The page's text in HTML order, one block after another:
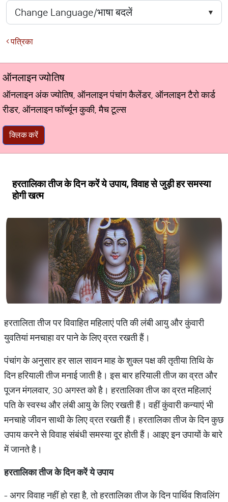
पत्रिका
ऑनलाइन ज्योतिष
ऑनलाइन अंक ज्योतिष, ऑनलाइन पंचांग कैलेंडर, ऑनलाइन टैरो कार्ड
रीडर, ऑनलाइन फॉर्च्यून कुकी, मैच टूल्स
क्लिक करें
हरतालिका तीज के दिन करें ये उपाय, विवाह से जुड़ी हर समस्या
होगी खत्म
हरतालिता तीज पर विवाहित महिलाएं पति की लंबी आयु और कुंवारी
युवतियां मनचाहा वर पाने के लिए व्रत रखती हैं।
पंचांग के अनुसार हर साल सावन माह के शुक्ल पक्ष की तृतीया तिथि के
दिन हरियाली तीज मनाई जाती है। इस बार हरियाली तीज का व्रत और
पूजन मंगलवार, 30 अगस्त को है। हरतालिका तीज का व्रत महिलाएं
पति के स्वस्थ और लंबी आयु के लिए रखती हैं। वहीं कुंवारी कन्याएं भी
मनचाहे जीवन साथी के लिए व्रत रखती हैं। हरतालिका तीज के दिन कुछ
उपाय करने से विवाह संबंधी समस्या दूर होती हैं। आइए इन उपायों के बारे
में जानते है।
हरतालिका तीज के दिन करें ये उपाय
- अगर विवाह नहीं हो रहा है, तो हरतालिका तीज के दिन पार्थिव शिवलिंग